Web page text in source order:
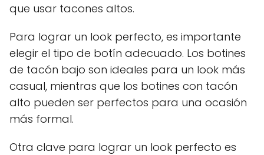
que usar tacones altos.
Para lograr un look perfecto, es importante
elegir el tipo de botín adecuado. Los botines
de tacón bajo son ideales para un look más
casual, mientras que los botines con tacón
alto pueden ser perfectos para una ocasión
más formal.
Otra clave para lograr un look perfecto es